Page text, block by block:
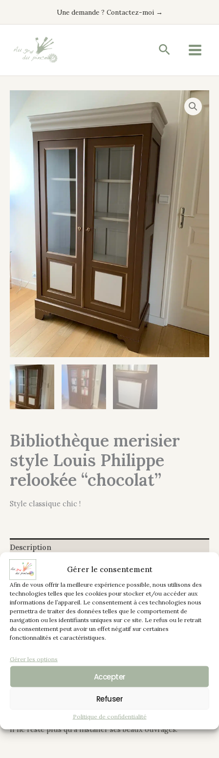
Gérer le consentement
Afin de vous offrir la meilleure expérience possible, nous utilisons des
technologies telles que les cookies pour stocker et/ou accéder aux
informations de l’appareil. Le consentement à ces technologies nous
permettra de traiter des données telles que le comportement de
navigation ou les identifiants uniques sur ce site. Le refus ou le retrait
du consentement peut avoir un effet négatif sur certaines
fonctionnalités et caractéristiques.
Gérer les options
Accepter
Refuser
Politique de confidentialité
Une demande ? Contactez-moi →
Bibliothèque merisier
style Louis Philippe
relookée “chocolat”
Style classique chic !
Description
Informations complémentaires
La bibliothèque est un complément de rangement idéal, ce
style de mobilier Louis Philippe est sobre et s’intègre
facilement dans un espace moderne à condition de lui
apporter une touche d’originalité.
les carrés devant les portes vitrées, la corniche et
l’intérieur du meuble est de couleur “poivre” permettant
d’apporter un peu plus de légèreté et de luminosité. Une
finition patinée “or” sur les arrêtes adoucit, met en valeur
Il ne reste plus qu’à installer ses beaux ouvrages.